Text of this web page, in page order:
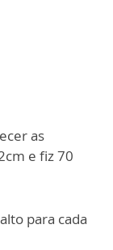
as
e fiz 70
para cada